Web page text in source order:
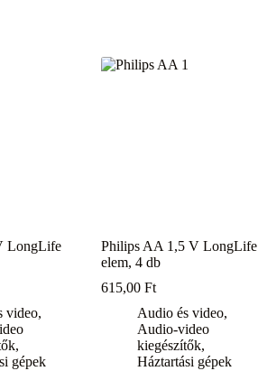
LongLife
video,
,
gépek
Philips AA 1,5 V LongLife
elem, 4 db
615,00Ft
Audio és video,
Audio-video
kiegészítők,
Háztartási gépek